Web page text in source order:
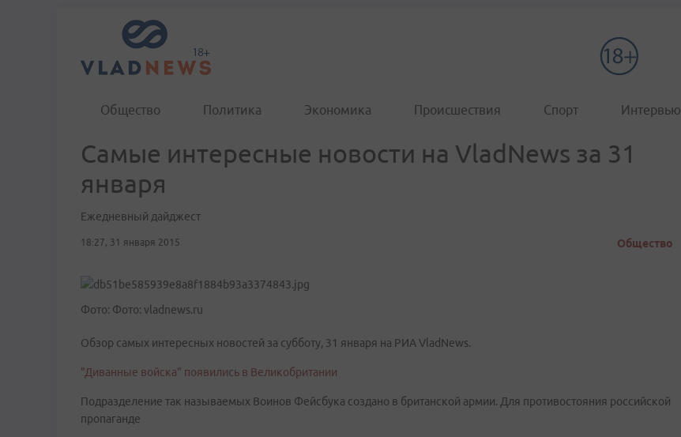
Общество Политика Экономика Происшествия Спорт Интервью
Самые интересные новости на VladNews за 31
января
Ежедневный дайджест
18:27, 31 января 2015 Общество
Фото: Фото: vladnews.ru
Обзор самых интересных новостей за субботу, 31 января на РИА VladNews.
"Диванные войска" появились в Великобритании
Подразделение так называемых Воинов Фейсбука создано в британской армии. Для противостояния российской
пропаганде